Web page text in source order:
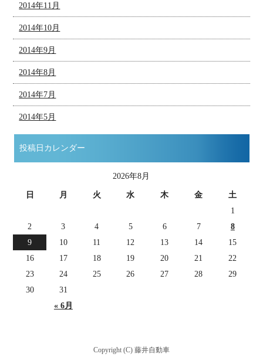
2014年11月
2014年10月
2014年9月
2014年8月
2014年7月
2014年5月
投稿日カレンダー
2026年8月
日 月 火 水 木 金 土
« 6月
1
2
3 4 5 6 7
8
9
10 11 12 13 14
15
16
17 18 19 20 21
22
23
24 25 26 27 28
29
30
31
Copyright (C) 藤井自動車